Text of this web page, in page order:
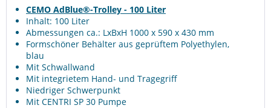
CEMO AdBlue®-Trolley - 100 Liter
Inhalt: 100 Liter
Abmessungen ca.: LxBxH 1000 x 590 x 430 mm
Formschöner Behälter aus geprüftem Polyethylen,
blau
Mit Schwallwand
Mit integrietem Hand- und Tragegriff
Niedriger Schwerpunkt
Mit CENTRI SP 30 Pumpe